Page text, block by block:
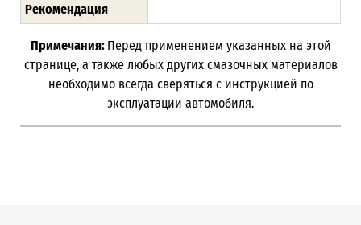
Рекомендация
Примечания: Перед применением указанных на этой
странице, а также любых других смазочных материалов
необходимо всегда сверяться с инструкцией по
эксплуатации автомобиля.